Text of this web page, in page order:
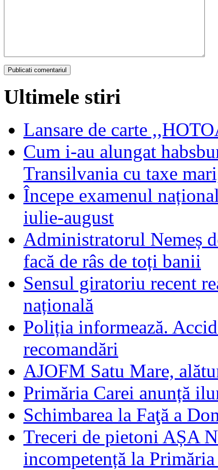
Ultimele stiri
Lansare de carte
Cum i-au alungat
Transilvania cu taxe
Începe examenul
iulie-august
Administratorul Nemeș
facă de râs de toți banii
Sensul giratoriu recent
națională
Poliția informează.
recomandări
AJOFM Satu Mare,
Primăria Carei anunță
Schimbarea la Faţă a
Treceri de pietoni AȘA
incompetență la